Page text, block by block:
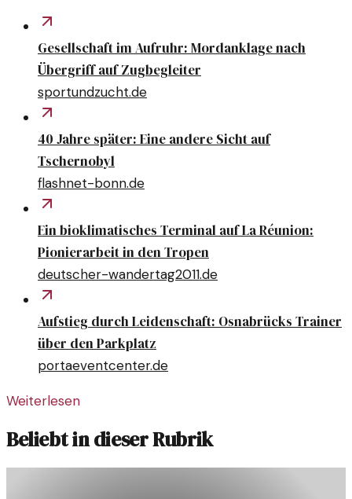
Gesellschaft im Aufruhr: Mordanklage nach
Übergriff auf Zugbegleiter
sportundzucht.de
40 Jahre später: Eine andere Sicht auf
Tschernobyl
flashnet-bonn.de
Ein bioklimatisches Terminal auf La Réunion:
Pionierarbeit in den Tropen
deutscher-wandertag2011.de
Aufstieg durch Leidenschaft: Osnabrücks Trainer
über den Parkplatz
portaeventcenter.de
Weiterlesen
Beliebt in dieser Rubrik